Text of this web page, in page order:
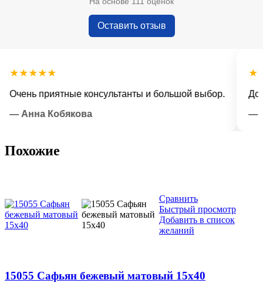
Оставить отзыв
приятные консультанты и большой выбор.
Кобякова
—
Похожие
Сравнить
Быстрый просмотр
Добавить в список
желаний
15055 Сафьян бежевый матовый 15х40